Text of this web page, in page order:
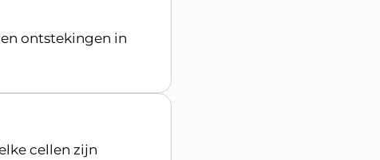
ontstekingen in
cellen zijn